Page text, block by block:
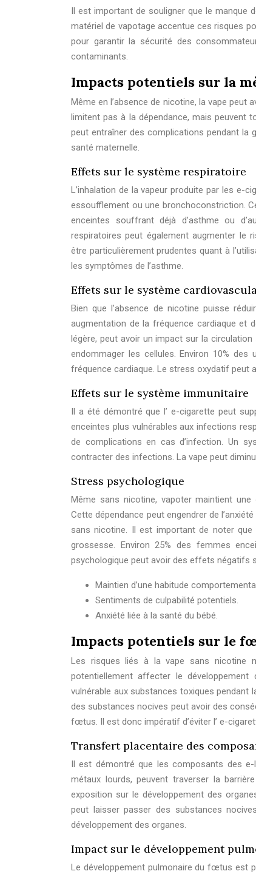
Il est important de souligner que le manque
matériel de vapotage accentue ces risques
pour garantir la sécurité des
contaminants.
Impacts potentiels sur la
Même en l’absence de nicotine, la vape
limitent pas à la dépendance, mais peuvent
peut entraîner des complications pendant
santé maternelle.
Effets sur le système respiratoire
L’inhalation de la vapeur produite par les e-
essoufflement ou une bronchoconstriction.
enceintes souffrant déjà d’asthme ou
respiratoires peut également augmenter le
être particulièrement prudentes quant à
les symptômes de l’asthme.
Effets sur le système
Bien que l’absence de nicotine puisse
augmentation de la fréquence cardiaque et
légère, peut avoir un impact sur la
endommager les cellules. Environ 10%
fréquence cardiaque. Le stress oxydatif peut
Effets sur le système immunitaire
Il a été démontré que l’ e-cigarette peut
enceintes plus vulnérables aux infections
de complications en cas d’infection. Un
contracter des infections. La vape peut
Stress psychologique
Même sans nicotine, vapoter maintient
Cette dépendance peut engendrer de
sans nicotine. Il est important de noter
grossesse. Environ 25% des femmes
psychologique peut avoir des effets négatifs
Maintien d’une habitude
Sentiments de culpabilité potentiels.
Anxiété liée à la santé du bébé.
Impacts potentiels sur le
Les risques liés à la vape sans nicotine
potentiellement affecter le
vulnérable aux substances toxiques
des substances nocives peut avoir des
fœtus. Il est donc impératif d’éviter l’ e-
Transfert placentaire des
Il est démontré que les composants des
métaux lourds, peuvent traverser la
exposition sur le développement des
peut laisser passer des substances
développement des organes.
Impact sur le développement
Le développement pulmonaire du fœtus est